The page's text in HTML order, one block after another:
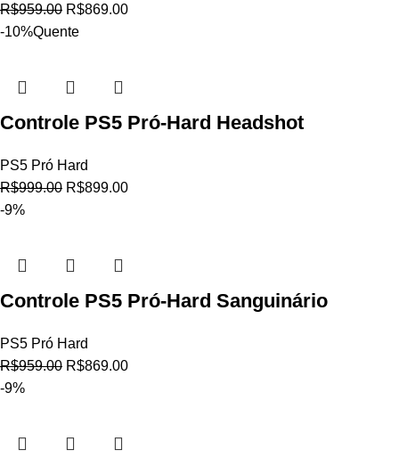
R$959.00 R$869.00
-10%Quente
Controle PS5 Pró-Hard Headshot
PS5 Pró Hard
R$999.00 R$899.00
-9%
Controle PS5 Pró-Hard Sanguinário
PS5 Pró Hard
R$959.00 R$869.00
-9%